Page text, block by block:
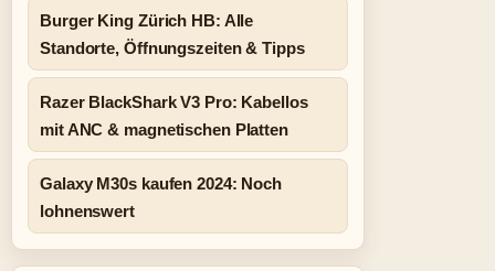
Burger King Zürich HB: Alle
Standorte, Öffnungszeiten & Tipps
Razer BlackShark V3 Pro: Kabellos
mit ANC & magnetischen Platten
Galaxy M30s kaufen 2024: Noch
lohnenswert